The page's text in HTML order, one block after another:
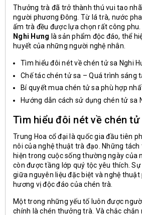
Thưởng trà đã trở thành thú vui tao
người phương Đông. Từ lá trà, nước
ấm trà đều được lựa chọn rất công phu.
Nghi Hưng là sản phẩm độc đáo, thể
huyết của những người nghệ nhân.
Tìm hiểu đôi nét về chén tử sa Nghi
Chế tác chén tử sa – Quá trình sáng
Bí quyết mua chén tử sa phù hợp
Hướng dẫn cách sử dụng chén tử sa
Tìm hiểu đôi nét về chén
Trung Hoa cổ đại là quốc gia đầu tiên
nôi của nghệ thuật trà đạo. Những
hiện trong cuộc sống thường ngày của
còn được tầng lớp quý tộc yêu thích.
giữa nguyên liệu đặc biệt và nghệ
hương vị độc đáo của chén trà.
Một trong những yếu tố luôn được
chính là chén thưởng trà. Và chắc chắn